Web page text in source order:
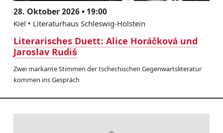
28. Oktober 2026 • 19:00
Kiel • Literaturhaus Schleswig-Holstein
Literarisches Duett: Alice Horáčková und
Jaroslav Rudiš
Zwei markante Stimmen der tschechischen Gegenwartsliteratur
kommen ins Gespräch